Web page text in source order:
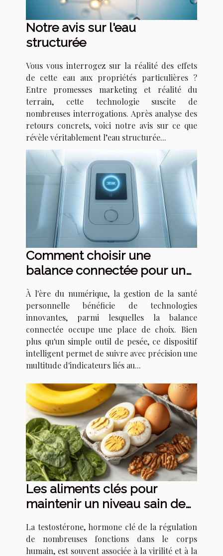
Notre avis sur l'eau
structurée
Vous vous interrogez sur la réalité des effets
de cette eau aux propriétés particulières ?
Entre promesses marketing et réalité du
terrain, cette technologie suscite de
nombreuses interrogations. Après analyse des
retours concrets, voici notre avis sur ce que
révèle véritablement l’eau structurée...
Comment choisir une
balance connectée pour une
meilleure gestion de la santé
en 2025
À l'ère du numérique, la gestion de la santé
personnelle bénéficie de technologies
innovantes, parmi lesquelles la balance
connectée occupe une place de choix. Bien
plus qu'un simple outil de pesée, ce dispositif
intelligent permet de suivre avec précision une
multitude d'indicateurs liés au...
Les aliments clés pour
maintenir un niveau sain de
La testostérone, hormone clé de la régulation
de nombreuses fonctions dans le corps
humain, est souvent associée à la virilité et à la